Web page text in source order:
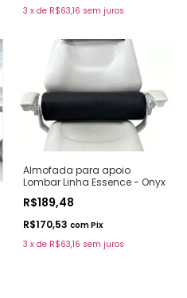
3 x de R$63,16 sem juros
Almofada para apoio
Lombar Linha Essence - Onyx
R$189,48
R$170,53 comPix
3 x de R$63,16 sem juros